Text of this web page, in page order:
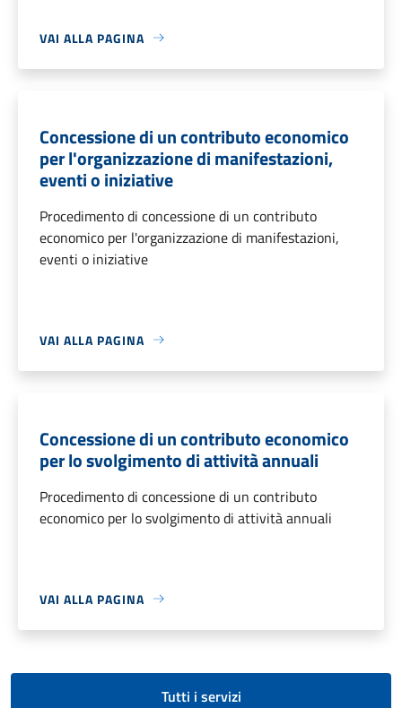
VAI ALLA PAGINA
Concessione di un contributo economico
per l'organizzazione di manifestazioni,
eventi o iniziative
Procedimento di concessione di un contributo
economico per l'organizzazione di manifestazioni,
eventi o iniziative
VAI ALLA PAGINA
Concessione di un contributo economico
per lo svolgimento di attività annuali
Procedimento di concessione di un contributo
economico per lo svolgimento di attività annuali
VAI ALLA PAGINA
Tutti i servizi